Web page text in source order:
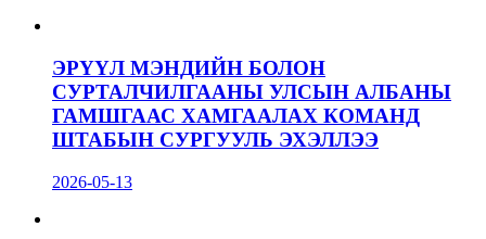
ЭРҮҮЛ МЭНДИЙН БОЛОН
СУРТАЛЧИЛГААНЫ УЛСЫН АЛБАНЫ
ГАМШГААС ХАМГААЛАХ КОМАНД
ШТАБЫН СУРГУУЛЬ ЭХЭЛЛЭЭ
2026-05-13